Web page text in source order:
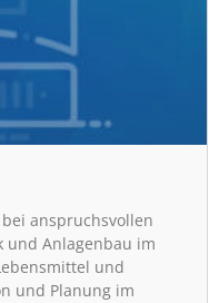
anspruchsvollen
und Anlagenbau im
und
und Planung im